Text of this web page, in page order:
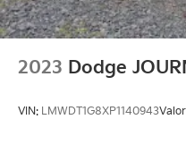
2023 Dodge
VIN: LMWDT1G8XP1140943